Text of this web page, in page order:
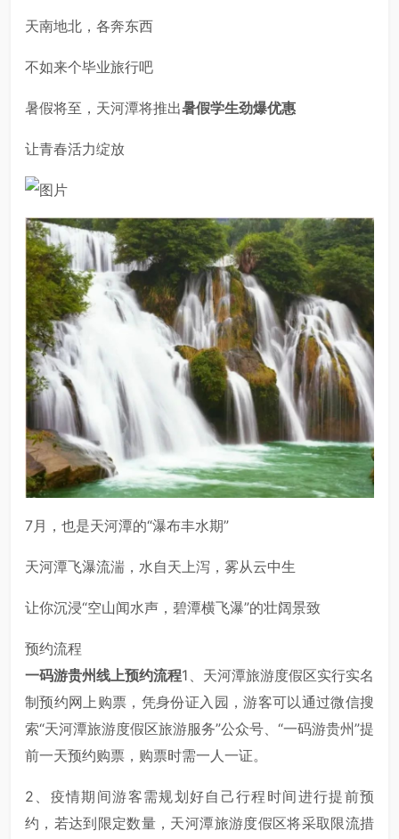
天南地北，各奔东西
不如来个毕业旅行吧
暑假将至，天河潭将推出暑假学生劲爆优惠
让青春活力绽放
7月，也是天河潭的“瀑布丰水期”
天河潭飞瀑流湍，水自天上泻，雾从云中生
让你沉浸“空山闻水声，碧潭横飞瀑”的壮阔景致
预约流程
一码游贵州线上预约流程1、天河潭旅游度假区实行实名
制预约网上购票，凭身份证入园，游客可以通过微信搜
索“天河潭旅游度假区旅游服务”公众号、“一码游贵州”提
前一天预约购票，购票时需一人一证。
2、疫情期间游客需规划好自己行程时间进行提前预
约，若达到限定数量，天河潭旅游度假区将采取限流措